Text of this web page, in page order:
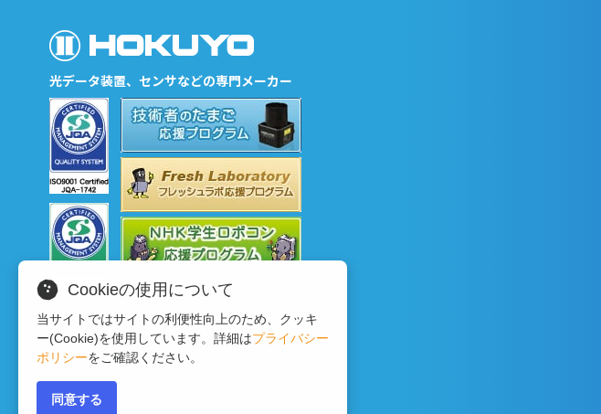
光データ装置、センサなどの専門メーカー
Cookieの使用について
当サイトではサイトの利便性向上のため、クッキ
ー(Cookie)を使用しています。詳細はプライバシー
ポリシーをご確認ください。
同意する